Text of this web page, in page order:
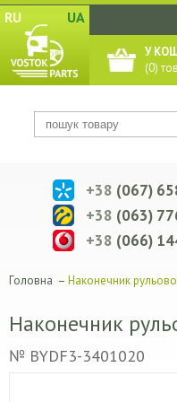
RU UA
У
(0)
+38 (067)
+38 (063)
+38 (066)
Головна – Наконечник
Наконечник
№ BYDF3-3401020